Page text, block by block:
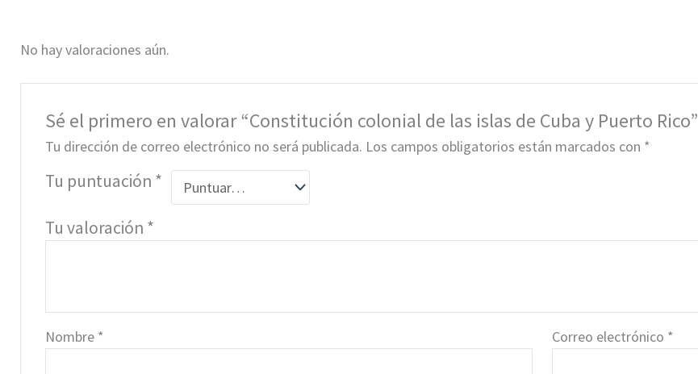
No hay valoraciones aún.
Sé el primero en valorar “Constitución colonial de las islas de Cuba y Puerto Rico”
Tu dirección de correo electrónico no será publicada. Los campos obligatorios están marcados con *
Tu puntuación *
Tu valoración *
Nombre * Correo electrónico *